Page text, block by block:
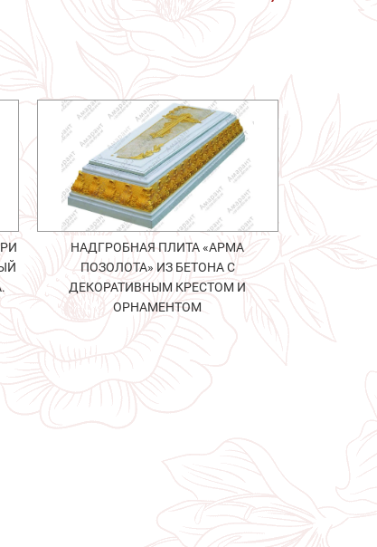
НАДГРОБНАЯ ПЛИТА «АРМА
ПОЗОЛОТА» ИЗ БЕТОНА С
ДЕКОРАТИВНЫМ КРЕСТОМ И
ОРНАМЕНТОМ